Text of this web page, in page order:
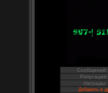
Сообщений:
Репутация:
Награды:
Добавить в